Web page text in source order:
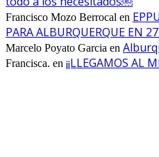
Francisco Mozo Berrocal en
PARA ALBURQUERQUE EN
Marcelo Poyato Garcia en
Francisca. en ¡¡LLEGAMOS AL